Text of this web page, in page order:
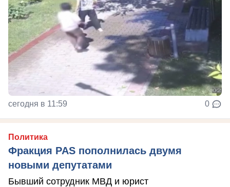
сегодня в 11:59 0
Политика
Фракция PAS пополнилась двумя
новыми депутатами
Бывший сотрудник МВД и юрист